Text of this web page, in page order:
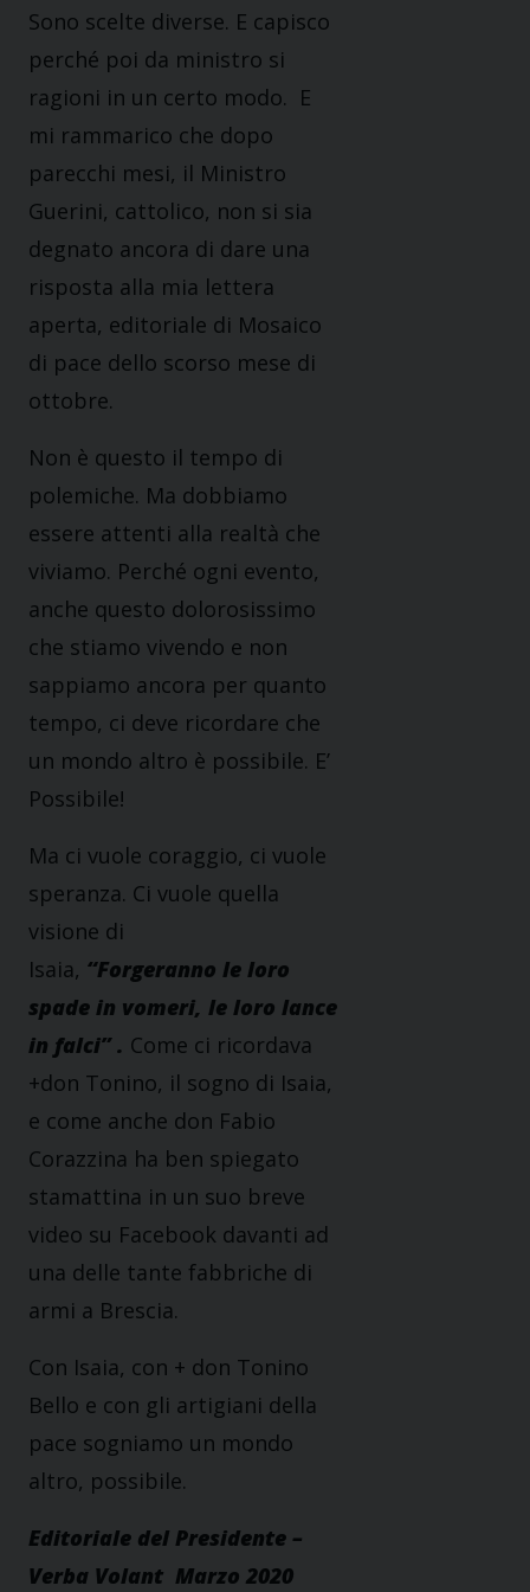
Sono scelte diverse. E capisco
perché poi da ministro si
ragioni in un certo modo. E
mi rammarico che dopo
parecchi mesi, il Ministro
Guerini, cattolico, non si sia
degnato ancora di dare una
risposta alla mia lettera
aperta, editoriale di Mosaico
di pace dello scorso mese di
ottobre.
Non è questo il tempo di
polemiche. Ma dobbiamo
essere attenti alla realtà che
viviamo. Perché ogni evento,
anche questo dolorosissimo
che stiamo vivendo e non
sappiamo ancora per quanto
tempo, ci deve ricordare che
un mondo altro è possibile. E’
Possibile!
Ma ci vuole coraggio, ci vuole
speranza. Ci vuole quella
visione di
Isaia, “Forgeranno le loro
spade in vomeri, le loro lance
in falci” . Come ci ricordava
+don Tonino, il sogno di Isaia,
e come anche don Fabio
Corazzina ha ben spiegato
stamattina in un suo breve
video su Facebook davanti ad
una delle tante fabbriche di
armi a Brescia.
Con Isaia, con + don Tonino
Bello e con gli artigiani della
pace sogniamo un mondo
altro, possibile.
Editoriale del Presidente –
Verba Volant Marzo 2020